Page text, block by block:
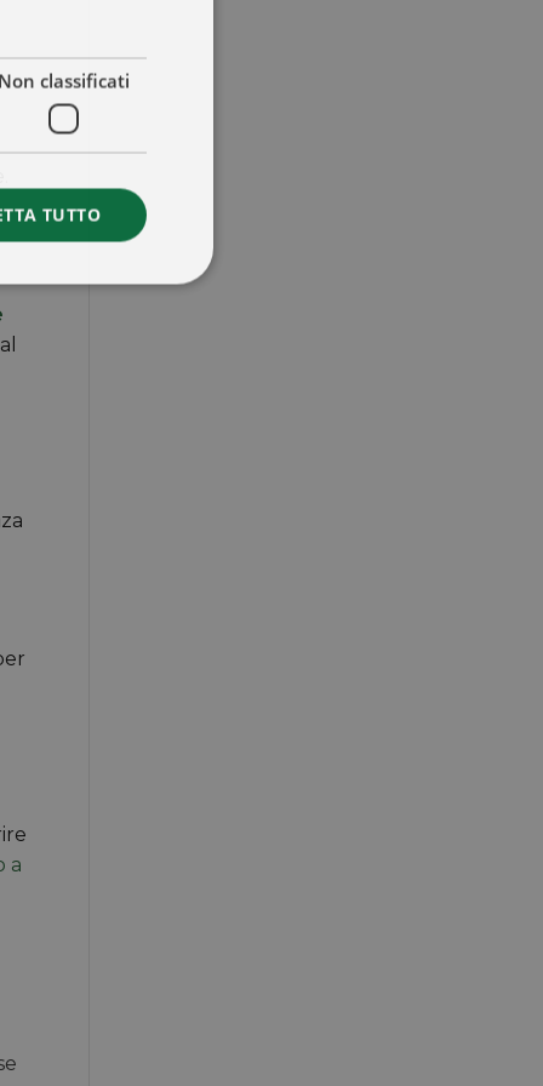
a
Non classificati
TUTTO